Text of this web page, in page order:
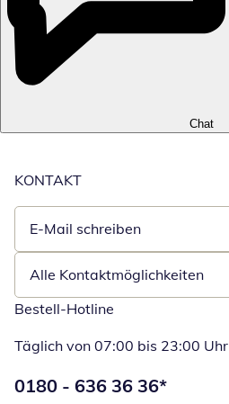
Chat
KONTAKT
E-Mail schreiben
Öffnet E-Mail-Client
Alle Kontaktmöglichkeiten
Bestell-Hotline
Täglich von 07:00 bis 23:00 Uhr
Telefonnummer:
0180 - 636 36 36*